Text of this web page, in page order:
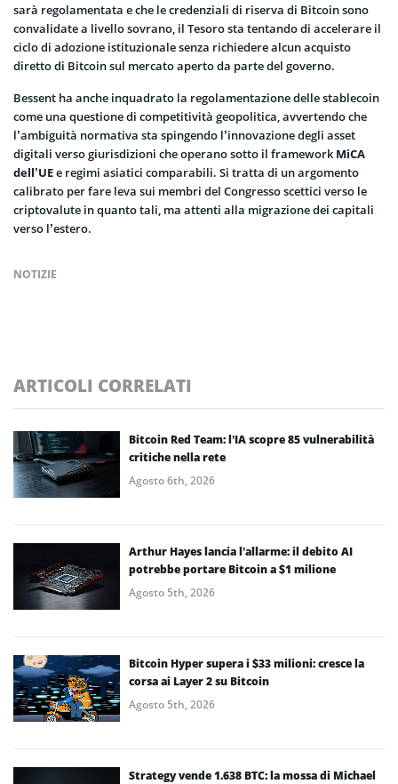
sarà regolamentata e che le credenziali di riserva di Bitcoin sono
convalidate a livello sovrano, il Tesoro sta tentando di accelerare il
ciclo di adozione istituzionale senza richiedere alcun acquisto
diretto di Bitcoin sul mercato aperto da parte del governo.
Bessent ha anche inquadrato la regolamentazione delle stablecoin
come una questione di competitività geopolitica, avvertendo che
l’ambiguità normativa sta spingendo l’innovazione degli asset
digitali verso giurisdizioni che operano sotto il framework MiCA
dell’UEe regimi asiatici comparabili. Si tratta di un argomento
calibrato per fare leva sui membri del Congresso scettici verso le
criptovalute in quanto tali, ma attenti alla migrazione dei capitali
verso l’estero.
NOTIZIE
ARTICOLI CORRELATI
Bitcoin Red Team: l’IA scopre 85 vulnerabilità
critiche nella rete
Agosto 6th, 2026
Arthur Hayes lancia l’allarme: il debito AI
potrebbe portare Bitcoin a $1 milione
Agosto 5th, 2026
Bitcoin Hyper supera i $33 milioni: cresce la
corsa ai Layer 2 su Bitcoin
Agosto 5th, 2026
Strategy vende 1.638 BTC: la mossa di Michael